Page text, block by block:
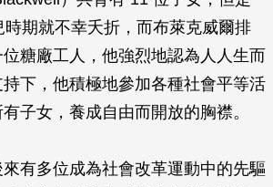
期就不幸夭折，而布萊克威爾排
糖廠工人，他強烈地認為人人生而
下，他積極地參加各種社會平等活
子女，養成自由而開放的胸襟。
有多位成為社會改革運動中的先驅